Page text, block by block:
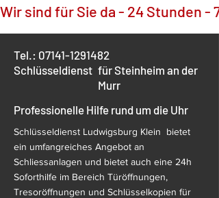
Wir sind für Sie da - 24 Stunden -
Tel.: 07141-1291482
Schlüsseldienst für Steinheim an der
Murr
Professionelle Hilfe rund um die Uhr
Schlüsseldienst Ludwigsburg Klein bietet
ein umfangreiches Angebot an
Schliessanlagen und bietet auch eine 24h
Soforthilfe im Bereich Türöffnungen,
Tresoröffnungen und Schlüsselkopien für